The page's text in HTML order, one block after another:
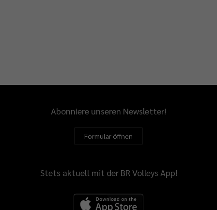
Abonniere unseren Newsletter!
Formular öffnen
Stets aktuell mit der BR Volleys App!